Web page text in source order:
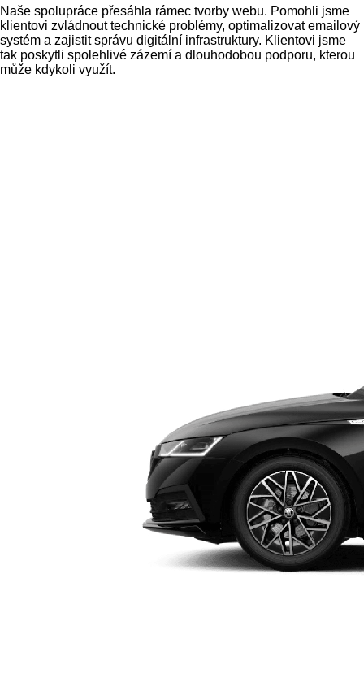
Naše spolupráce přesáhla rámec tvorby webu. Pomohli jsme
klientovi zvládnout technické problémy, optimalizovat emailový
systém a zajistit správu digitální infrastruktury. Klientovi jsme
tak poskytli spolehlivé zázemí a dlouhodobou podporu, kterou
může kdykoli využít.